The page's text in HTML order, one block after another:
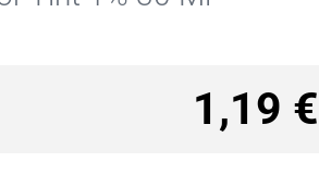
1,19 €